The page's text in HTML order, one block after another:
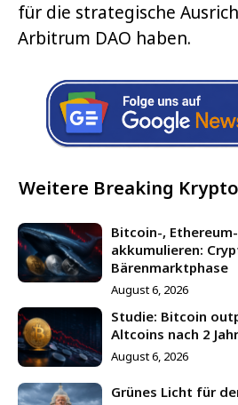
für die strategische
Arbitrum DAO haben.
Weitere Breaking
Bitcoin-,
akkumulieren:
Bärenmarktphase
August 6, 2026
Studie: Bitcoin
Altcoins nach 2
August 6, 2026
Grünes Licht für